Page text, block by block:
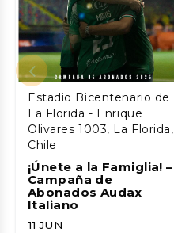
Estadio Bicentenario de
La Florida - Enrique
Olivares 1003, La Florida,
Chile
¡Únete a la Famiglia! –
Campaña de
Abonados Audax
Italiano
11 JUN